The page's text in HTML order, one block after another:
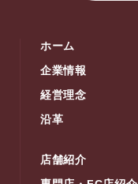
ホーム
企業情報
経営理念
沿革
店舗紹介